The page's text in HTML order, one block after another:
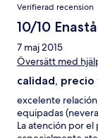
Verifierad recension
10/10
7 maj 2015
Översätt med
calidad, precio
excelente
equipadas
La atención por